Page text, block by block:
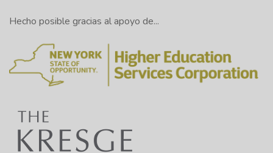
Hecho posible gracias al apoyo de...